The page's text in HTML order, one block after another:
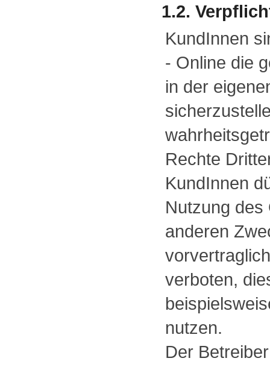
1.2.
KundInnen
- Online die
in der
Rechte
KundInnen
Nutzung des
anderen
verboten,
nutzen.
Der